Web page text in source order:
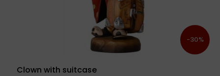
-30%
Clown with suitcase